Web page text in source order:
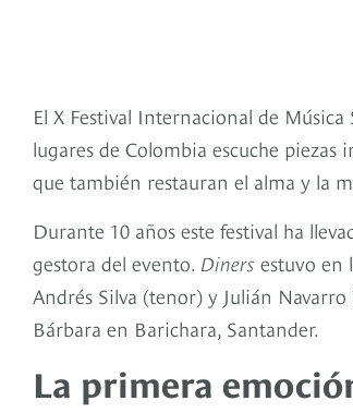
El X Festival Internacional de
lugares de Colombia escuche
que también restauran el alma y la
Durante 10 años este festival ha
gestora del evento. Diners estuvo en
Andrés Silva (tenor) y Julián
Bárbara en Barichara, Santander.
La primera